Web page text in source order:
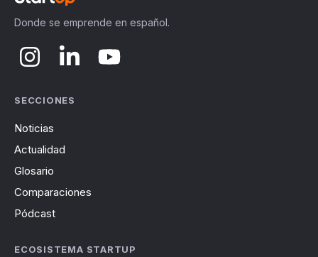
Donde se emprende en español.
SECCIONES
Noticias
Actualidad
Glosario
Comparaciones
Pódcast
ECOSISTEMA STARTUP